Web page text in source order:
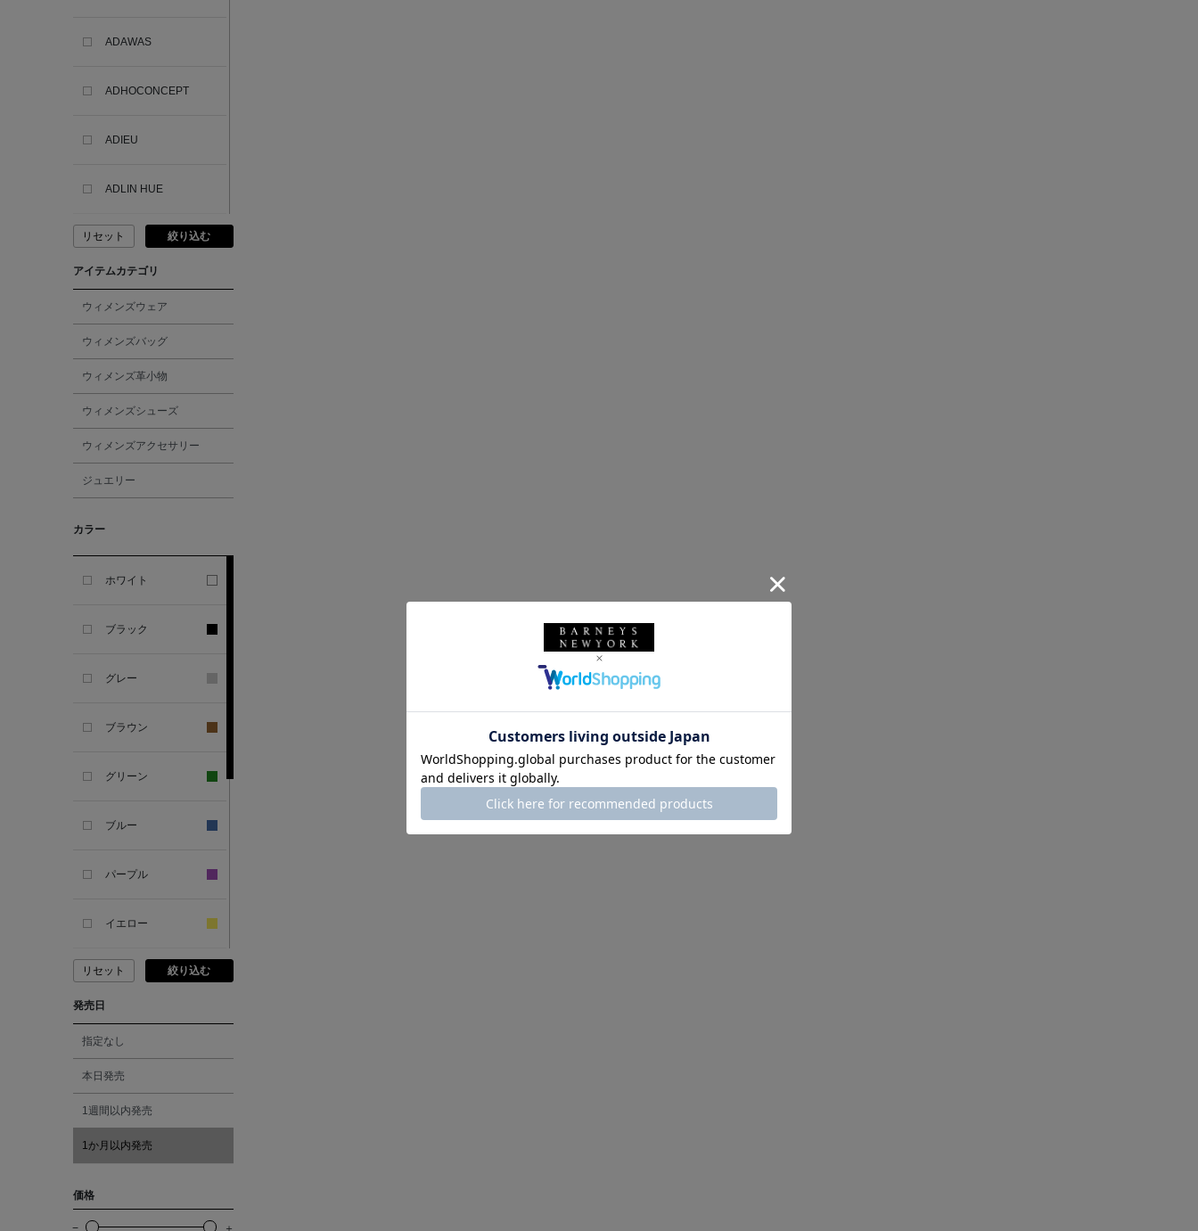
ADAWAS
ADHOCONCEPT
ADIEU
ADLIN HUE
ADVISORY BOARD
AESOP
ALBERT THURSTON
ALESSANDRO
SANDAL
ANDERSONS
ANTIPAST
ANYA HINDMARCH
ARCS LONDON
ARIANNA
リセット 絞り込む
アイテムカテゴリ
ウィメンズウェア
ウィメンズバッグ
ウィメンズ革小物
ウィメンズシューズ
ウィメンズアクセサリー
ジュエリー
カラー
ホワイト
ブラック
グレー
ブラウン
グリーン
ブルー
パープル
イエロー
ピンク
レッド
オレンジ
シルバー
リセット 絞り込む
発売日
指定なし
本日発売
1週間以内発売
1か月以内発売
価格